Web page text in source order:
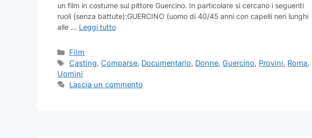
un film in costume sul pittore Guercino. In particolare si cercano i seguenti
ruoli (senza battute):GUERCINO (uomo di 40/45 anni con capelli neri lunghi
alle … Leggi tutto
Categorie
Film
Tag
Casting,Comparse, Documentario, Donne,Guercino, Provini, Roma,
Uomini
Lascia un commento